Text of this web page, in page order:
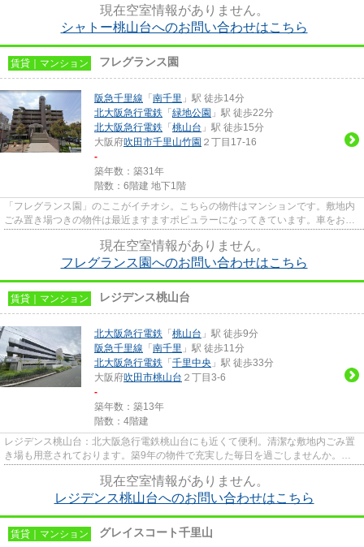
現在空室情報がありません。
シャトー桃山台へのお問い合わせはこちら
賃貸｜マンション フレグランス園
阪急千里線 「 南千里 」駅 徒歩14分
北大阪急行電鉄 「 緑地公園 」駅 徒歩22分
北大阪急行電鉄 「 桃山台 」駅 徒歩15分
大阪府吹田市千里山竹園 ２丁目17-16
-
築年数：築31年
階数：6階建 地下1階
「フレグランス園」のここがイチオシ。こちらの物件はマンションです。敷地内
ごみ置き場つきの物件は最近ますますポピュラーになってきています。車をお持
現在空室情報がありません。
フレグランス園へのお問い合わせはこちら
賃貸｜マンション レジデンス桃山台
北大阪急行電鉄 「 桃山台 」駅 徒歩9分
阪急千里線 「 南千里 」駅 徒歩11分
北大阪急行電鉄 「 千里中央 」駅 徒歩33分
大阪府吹田市桃山台 ２丁目3-6
-
築年数：築13年
階数：4階建
レジデンス桃山台：北大阪急行電鉄桃山台にも近くて便利。清潔な敷地内ごみ置
き場も用意されております。築9年の物件で充実した毎日を過ごしませんか。通
現在空室情報がありません。
レジデンス桃山台へのお問い合わせはこちら
賃貸｜マンション グレイスコート千里山